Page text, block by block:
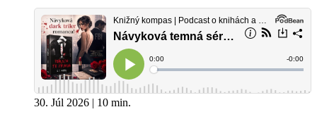
30. Júl 2026 | 10 min.